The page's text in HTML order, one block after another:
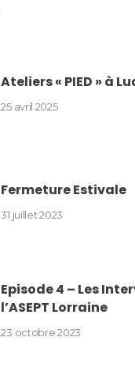
Ateliers « PIED » à
25 avril 2025
Fermeture Estivale
31 juillet 2023
Episode 4 – Les
l’ASEPT Lorraine
23 octobre 2023